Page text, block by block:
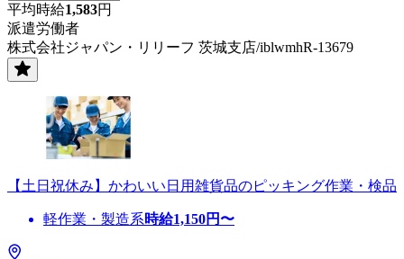
平均時給1,583円
派遣労働者
株式会社ジャパン・リリーフ 茨城支店/iblwmhR-13679
【土日祝休み】かわいい日用雑貨品のピッキング作業・検品
軽作業・製造系時給1,150円〜